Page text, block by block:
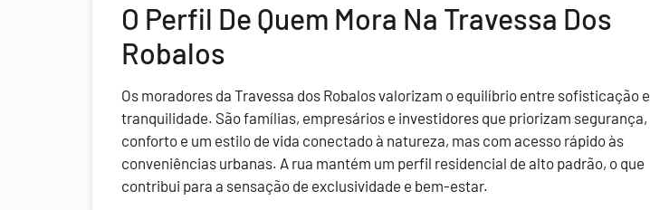
O Perfil De Quem Mora Na Travessa Dos
Robalos
Os moradores da Travessa dos Robalos valorizam o equilíbrio entre sofisticação e
tranquilidade. São famílias, empresários e investidores que priorizam segurança,
conforto e um estilo de vida conectado à natureza, mas com acesso rápido às
conveniências urbanas. A rua mantém um perfil residencial de alto padrão, o que
contribui para a sensação de exclusividade e bem-estar.